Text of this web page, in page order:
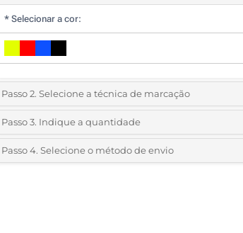
* Selecionar a cor:
Passo 2. Selecione a técnica de marcação
*Selecione o tipo de marcação e as cores do logotipo:
1 Cor (Num lado)
Passo 3. Indique a quantidade
*Pedido mínimo 5 (total de pedido)
Passo 4. Selecione o método de envio